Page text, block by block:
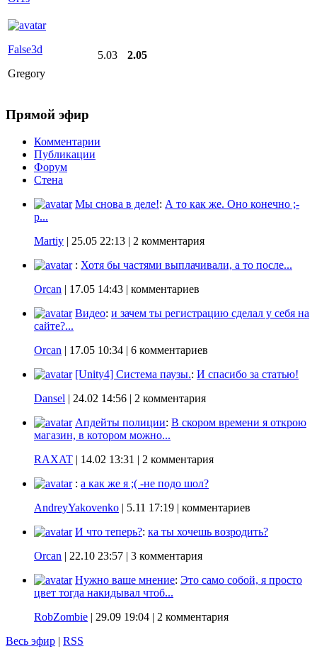
False3d
Gregory
5.03 2.05
Прямой эфир
Комментарии
Публикации
Форум
Стена
Мы снова в деле!: А то как же. Оно конечно ;-
p...
Martiy | 25.05 22:13 | 2 комментария
: Хотя бы частями выплачивали, а то после...
Orcan | 17.05 14:43 | комментариев
Видео: и зачем ты регистрацию сделал у себя на
сайте?...
Orcan | 17.05 10:34 | 6 комментариев
[Unity4] Система паузы.: И спасибо за статью!
Dansel | 24.02 14:56 | 2 комментария
Апдейты полиции: В скором времени я открою
магазин, в котором можно...
RAXAT | 14.02 13:31 | 2 комментария
: а как же я ;( -не подо шол?
AndreyYakovenko | 5.11 17:19 | комментариев
И что теперь?: ка ты хочешь возродить?
Orcan | 22.10 23:57 | 3 комментария
Нужно ваше мнение: Это само собой, я просто
цвет тогда накидывал чтоб...
RobZombie | 29.09 19:04 | 2 комментария
Весь эфир | RSS